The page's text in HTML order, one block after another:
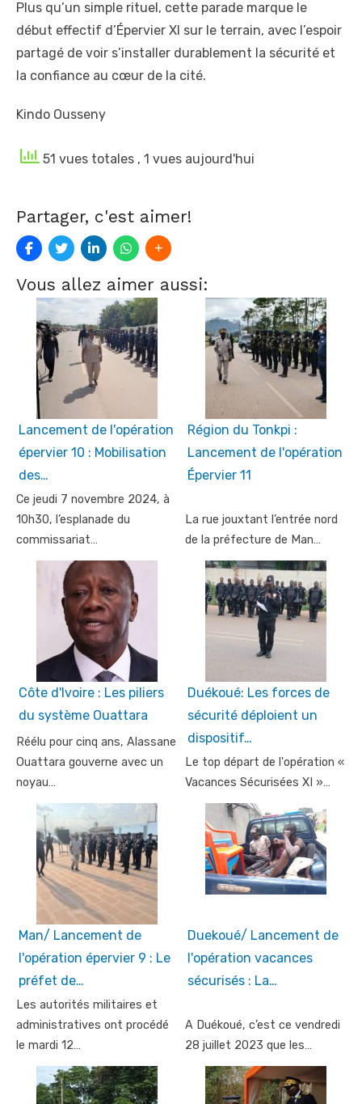
Plus qu’un simple rituel, cette parade marque le
début effectif d’Épervier XI sur le terrain, avec l’espoir
partagé de voir s’installer durablement la sécurité et
la confiance au cœur de la cité.
Kindo Ousseny
51 vues totales , 1 vues aujourd'hui
Partager, c'est aimer!
Vous allez aimer aussi:
Lancement de l'opération
épervier 10 : Mobilisation
des…
Ce jeudi 7 novembre 2024, à
10h30, l’esplanade du
commissariat…
Région du Tonkpi :
Lancement de l'opération
Épervier 11
La rue jouxtant l’entrée nord
de la préfecture de Man…
Côte d'Ivoire : Les piliers
du système Ouattara
Réélu pour cinq ans, Alassane
Ouattara gouverne avec un
noyau…
Duékoué: Les forces de
sécurité déploient un
dispositif…
Le top départ de l'opération «
Vacances Sécurisées XI »…
Man/ Lancement de
l'opération épervier 9 : Le
préfet de…
Les autorités militaires et
administratives ont procédé
le mardi 12…
Duekoué/ Lancement de
l'opération vacances
sécurisés : La…
A Duékoué, c’est ce vendredi
28 juillet 2023 que les…